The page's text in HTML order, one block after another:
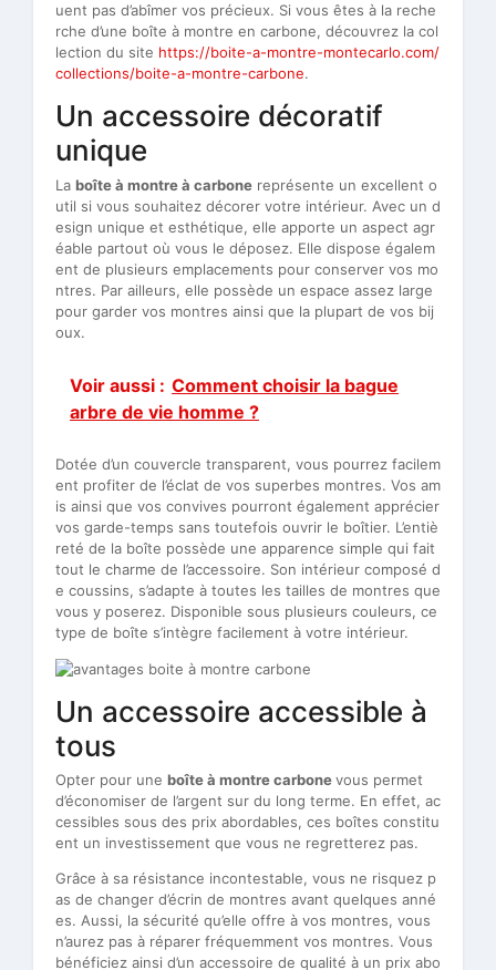
uent pas d’abîmer vos précieux. Si vous êtes à la reche
rche d’une boîte à montre en carbone, découvrez la col
lection du site https://boite-a-montre-montecarlo.com/
collections/boite-a-montre-carbone.
Un accessoire décoratif
unique
La boîte à montre à carbone représente un excellent o
util si vous souhaitez décorer votre intérieur. Avec un d
esign unique et esthétique, elle apporte un aspect agr
éable partout où vous le déposez. Elle dispose égalem
ent de plusieurs emplacements pour conserver vos mo
ntres. Par ailleurs, elle possède un espace assez large
pour garder vos montres ainsi que la plupart de vos bij
oux.
Voir aussi : Comment choisir la bague
arbre de vie homme ?
Dotée d’un couvercle transparent, vous pourrez facilem
ent profiter de l’éclat de vos superbes montres. Vos am
is ainsi que vos convives pourront également apprécier
vos garde-temps sans toutefois ouvrir le boîtier. L’entiè
reté de la boîte possède une apparence simple qui fait
tout le charme de l’accessoire. Son intérieur composé d
e coussins, s’adapte à toutes les tailles de montres que
vous y poserez. Disponible sous plusieurs couleurs, ce
type de boîte s’intègre facilement à votre intérieur.
Un accessoire accessible à
tous
Opter pour une boîte à montre carbonevous permet
d’économiser de l’argent sur du long terme. En effet, ac
cessibles sous des prix abordables, ces boîtes constitu
ent un investissement que vous ne regretterez pas.
Grâce à sa résistance incontestable, vous ne risquez p
as de changer d’écrin de montres avant quelques anné
es. Aussi, la sécurité qu’elle offre à vos montres, vous
n’aurez pas à réparer fréquemment vos montres. Vous
bénéficiez ainsi d’un accessoire de qualité à un prix abo